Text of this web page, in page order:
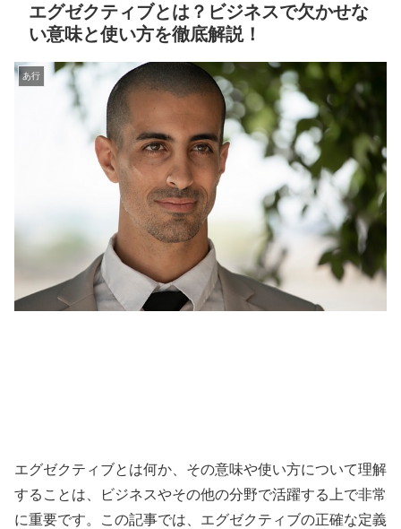
エグゼクティブとは？ビジネスで欠かせな
い意味と使い方を徹底解説！
あ行
エグゼクティブとは何か、その意味や使い方について理解
することは、ビジネスやその他の分野で活躍する上で非常
に重要です。この記事では、エグゼクティブの正確な定義